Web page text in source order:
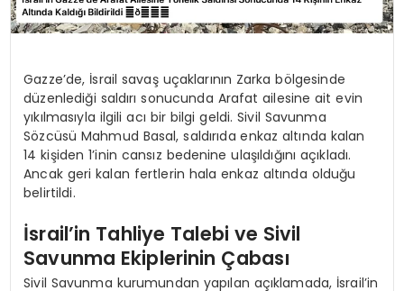
Gazze’de, İsrail savaş uçaklarının Zarka bölgesinde
düzenlediği saldırı sonucunda Arafat ailesine ait evin
yıkılmasıyla ilgili acı bir bilgi geldi. Sivil Savunma
Sözcüsü Mahmud Basal, saldırıda enkaz altında kalan
14 kişiden 1’inin cansız bedenine ulaşıldığını açıkladı.
Ancak geri kalan fertlerin hala enkaz altında olduğu
belirtildi.
İsrail’in Tahliye Talebi ve Sivil
Savunma Ekiplerinin Çabası
Sivil Savunma kurumundan yapılan açıklamada, İsrail’in